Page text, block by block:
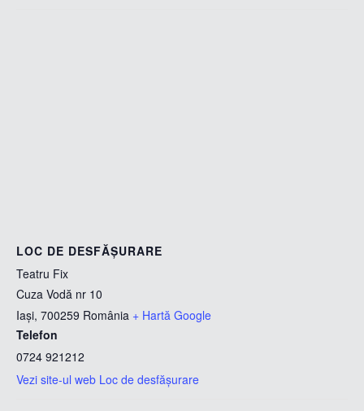
LOC DE DESFĂȘURARE
Teatru Fix
Cuza Vodă nr 10
Iași, 700259 România + Hartă Google
Telefon
0724 921212
Vezi site-ul web Loc de desfășurare